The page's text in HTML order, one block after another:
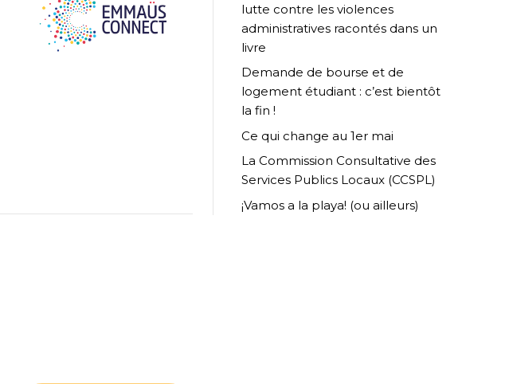
lutte contre les violences
administratives racontés dans un
livre
Demande de bourse et de
logement étudiant : c’est bientôt
la fin !
Ce qui change au 1er mai
La Commission Consultative des
Services Publics Locaux (CCSPL)
¡Vamos a la playa! (ou ailleurs)